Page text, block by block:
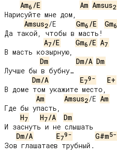
Am6 /E Am Amsus2
Нарисуйте мне дом,
Amsus2/E Gm6 /E Gm6
Да такой, чтобы в масть!
A7/E Gm6 /E A7
В масть козырную,
Dm
Dm/A Dm
Лучше бы в бубну…
Dm/A
E79-
E+
В доме том укажите место,
Am
Amsus2/E Am
Где бы упасть,
H7 H7/A
Dm
И заснуть и не слышать
Dm/A
E79- G#m5-
Зов глашатаев трубный.